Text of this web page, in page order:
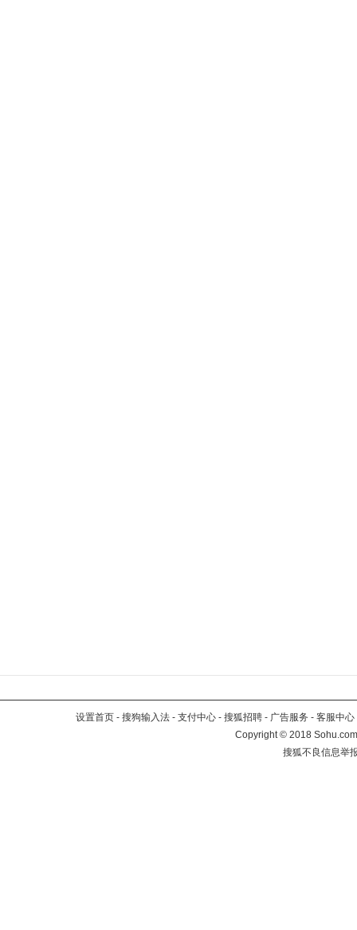
设置首页 - 搜狗输入法 - 支付中心 - 搜狐招聘 - 广告服务 - 客服中心
Copyright©2018
搜狐不良信息举